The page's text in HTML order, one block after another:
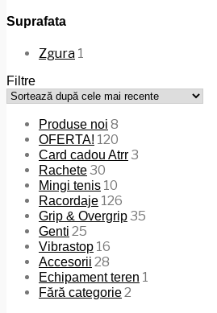
Suprafata
Zgura 1
Filtre
Produse noi 8
OFERTA! 120
Card cadou Atrr3
Rachete30
Mingi tenis 10
Racordaje 126
Grip & Overgrip35
Genti 25
Vibrastop 16
Accesorii 28
Echipament teren 1
Fără categorie2